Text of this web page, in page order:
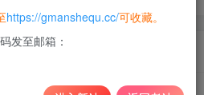
https://gmanshequ.cc/可收藏。
发至邮箱：